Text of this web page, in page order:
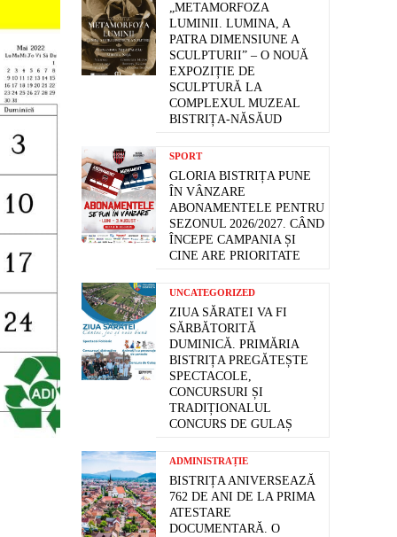
„METAMORFOZA
LUMINII. LUMINA, A
PATRA DIMENSIUNE A
SCULPTURII” – O NOUĂ
EXPOZIȚIE DE
SCULPTURĂ LA
COMPLEXUL MUZEAL
BISTRIȚA-NĂSĂUD
SPORT
GLORIA BISTRIȚA PUNE
ÎN VÂNZARE
ABONAMENTELE PENTRU
SEZONUL 2026/2027. CÂND
ÎNCEPE CAMPANIA ȘI
CINE ARE PRIORITATE
UNCATEGORIZED
ZIUA SĂRATEI VA FI
SĂRBĂTORITĂ
DUMINICĂ. PRIMĂRIA
BISTRIȚA PREGĂTEȘTE
SPECTACOLE,
CONCURSURI ȘI
TRADIȚIONALUL
CONCURS DE GULAȘ
ADMINISTRAȚIE
BISTRIȚA ANIVERSEAZĂ
762 DE ANI DE LA PRIMA
ATESTARE
DOCUMENTARĂ. O